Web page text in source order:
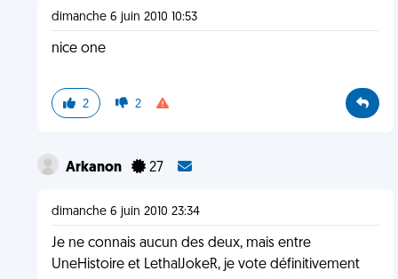
dimanche 6 juin 2010 10:53
nice one
2 2
Arkanon 27
dimanche 6 juin 2010 23:34
Je ne connais aucun des deux, mais entre
UneHistoire et LethalJokeR, je vote définitivement